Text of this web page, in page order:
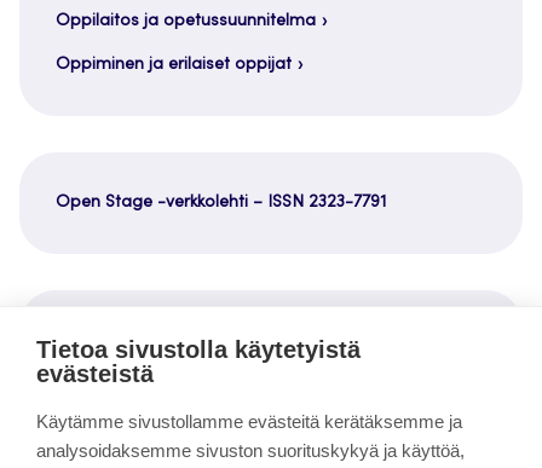
Oppilaitos ja opetussuunnitelma
Oppiminen ja erilaiset oppijat
Open Stage -verkkolehti – ISSN 2323-7791
Viimeisimmät artikkelit
Säveltapailun integroiminen kanteleensoiton
alkeisopetukseen
Tietoa sivustolla käytetyistä
evästeistä
Käytämme sivustollamme evästeitä kerätäksemme ja
analysoidaksemme sivuston suorituskykyä ja käyttöä,